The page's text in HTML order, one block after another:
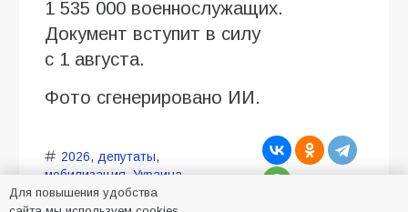
1 535 000 военнослужащих.
Документ вступит в силу
с 1 августа.
Фото сгенерировано ИИ.
2026, депутаты,
мобилизация Украина
Для повышения удобства